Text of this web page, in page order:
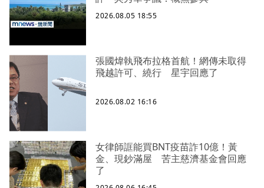
2026.08.05 18:55
張國煒執飛布拉格首航！網傳未取得
飛越許可、繞行 星宇回應了
2026.08.02 16:16
女律師誆能買BNT疫苗詐10億！黃
金、現鈔滿屋 苦主慈濟基金會回應
了